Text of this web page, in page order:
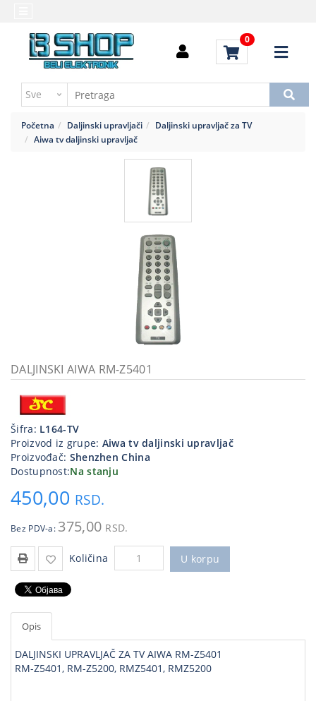
0
Baterija,punjač
Daljinski
priključci
Kućna
tehnika
Poslovna
oprema,računari
program
Brendovi
Uputstvo
kupovinu
Početna Daljinski upravljači
Daljinski upravljač za TV
Aiwa tv daljinski upravljač
DALJINSKI AIWA RM-Z5401
Šifra: L164-TV
Proizvod iz grupe: Aiwa tv daljinski upravljač
Proizvođač: Shenzhen China
Dostupnost:Na stanju
450,00 RSD.
Bez PDV-a: 375,00 RSD.
Količina U korpu
Opis
DALJINSKI UPRAVLJAČ ZA TV AIWA RM-Z5401
RM-Z5401, RM-Z5200, RMZ5401, RMZ5200